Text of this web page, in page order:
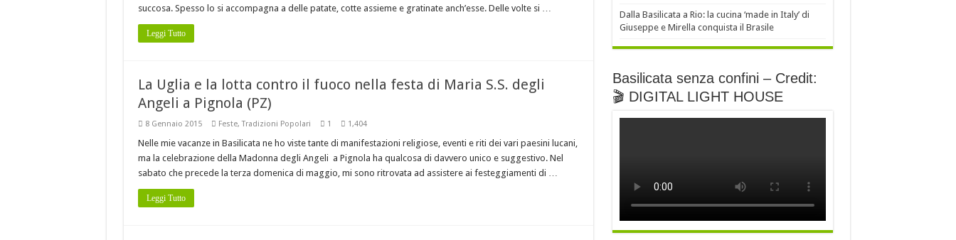
succosa. Spesso lo si accompagna a delle patate, cotte assieme e gratinate anch’esse. Delle volte si …
Leggi Tutto
La Uglia e la lotta contro il fuoco nella festa di Maria S.S. degli
Angeli a Pignola (PZ)
8 Gennaio 2015 Feste,Tradizioni Popolari 1 1,404
Nelle mie vacanze in Basilicata ne ho viste tante di manifestazioni religiose, eventi e riti dei vari paesini lucani,
ma la celebrazione della Madonna degli Angeli a Pignola ha qualcosa di davvero unico e suggestivo. Nel
sabato che precede la terza domenica di maggio, mi sono ritrovata ad assistere ai festeggiamenti di …
Leggi Tutto
Dalla Basilicata a Rio: la cucina ‘made in Italy’ di
Giuseppe e Mirella conquista il Brasile
Basilicata senza confini – Credit:
🎬 DIGITAL LIGHT HOUSE